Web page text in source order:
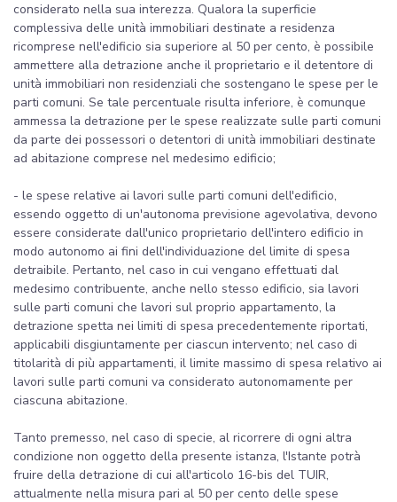
considerato nella sua interezza. Qualora la superficie
complessiva delle unità immobiliari destinate a residenza
ricomprese nell'edificio sia superiore al 50 per cento, è possibile
ammettere alla detrazione anche il proprietario e il detentore di
unità immobiliari non residenziali che sostengano le spese per le
parti comuni. Se tale percentuale risulta inferiore, è comunque
ammessa la detrazione per le spese realizzate sulle parti comuni
da parte dei possessori o detentori di unità immobiliari destinate
ad abitazione comprese nel medesimo edificio;
- le spese relative ai lavori sulle parti comuni dell'edificio,
essendo oggetto di un'autonoma previsione agevolativa, devono
essere considerate dall'unico proprietario dell'intero edificio in
modo autonomo ai fini dell'individuazione del limite di spesa
detraibile. Pertanto, nel caso in cui vengano effettuati dal
medesimo contribuente, anche nello stesso edificio, sia lavori
sulle parti comuni che lavori sul proprio appartamento, la
detrazione spetta nei limiti di spesa precedentemente riportati,
applicabili disgiuntamente per ciascun intervento; nel caso di
titolarità di più appartamenti, il limite massimo di spesa relativo ai
lavori sulle parti comuni va considerato autonomamente per
ciascuna abitazione.
Tanto premesso, nel caso di specie, al ricorrere di ogni altra
condizione non oggetto della presente istanza, l'Istante potrà
fruire della detrazione di cui all'articolo 16-bis del TUIR,
attualmente nella misura pari al 50 per cento delle spese